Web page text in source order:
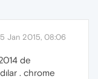
Jan 2015, 08:06
de
. chrome